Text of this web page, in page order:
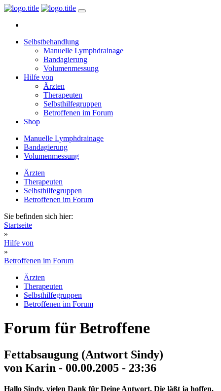
Selbstbehandlung
Manuelle Lymphdrainage
Bandagierung
Volumenmessung
Hilfe von
Ärzten
Therapeuten
Selbsthilfegruppen
Betroffenen im Forum
Shop
Manuelle Lymphdrainage
Bandagierung
Volumenmessung
Ärzten
Therapeuten
Selbsthilfegruppen
Betroffenen im Forum
Sie befinden sich hier:
Startseite
»
Hilfe von
»
Betroffenen im Forum
Ärzten
Therapeuten
Selbsthilfegruppen
Betroffenen im Forum
Forum für Betroffene
Fettabsaugung (Antwort Sindy)
von Karin - 00.00.2005 - 23:36
Hallo Sindy, vielen Dank für Deine Antwort. Die läßt ja hoffen,